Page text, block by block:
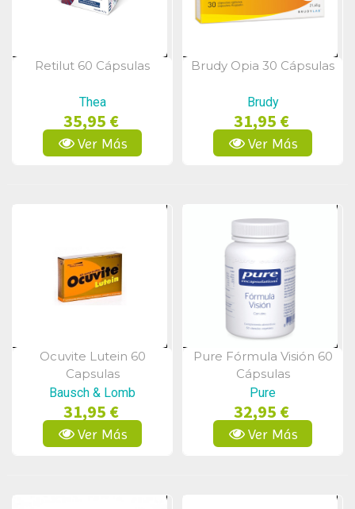
Vista Rápida
Retilut 60 Cápsulas
Thea
35,95 €
Ver Más
Vista Rápida
Brudy Opia 30 Cápsulas
Brudy
31,95 €
Ver Más
Vista Rápida
Ocuvite Lutein 60
Capsulas
Bausch & Lomb
31,95 €
Ver Más
Vista Rápida
Pure Fórmula Visión 60
Cápsulas
Pure
32,95 €
Ver Más